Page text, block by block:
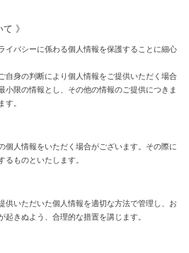
》
イバシーに係わる個人情報を保護することに細心
自身の判断により個人情報をご提供いただく場合
小限の情報とし、その他の情報のご提供につきま
す。
個人情報をいただく場合がございます。その際に
るものといたします。
供いただいた個人情報を適切な方法で管理し、お
きぬよう、合理的な措置を講じます。